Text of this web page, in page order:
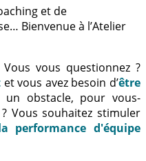
et de
Bienvenue à l’Atelier
vous questionnez ?
et vous avez besoin d’être
un obstacle, pour vous-
Vous souhaitez stimuler
performance d'équipe